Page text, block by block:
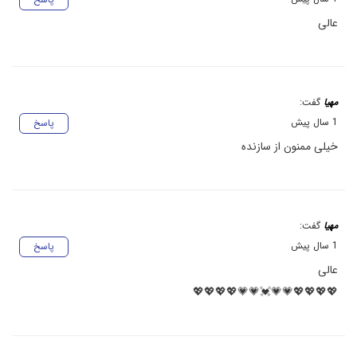
عالی
مهیا گفت:
پاسخ
1 سال پیش
خیلی ممنون از سازنده
مهیا گفت:
پاسخ
1 سال پیش
عالی
💖💖💖💖💗💗💓💗💗💖💖💖💖